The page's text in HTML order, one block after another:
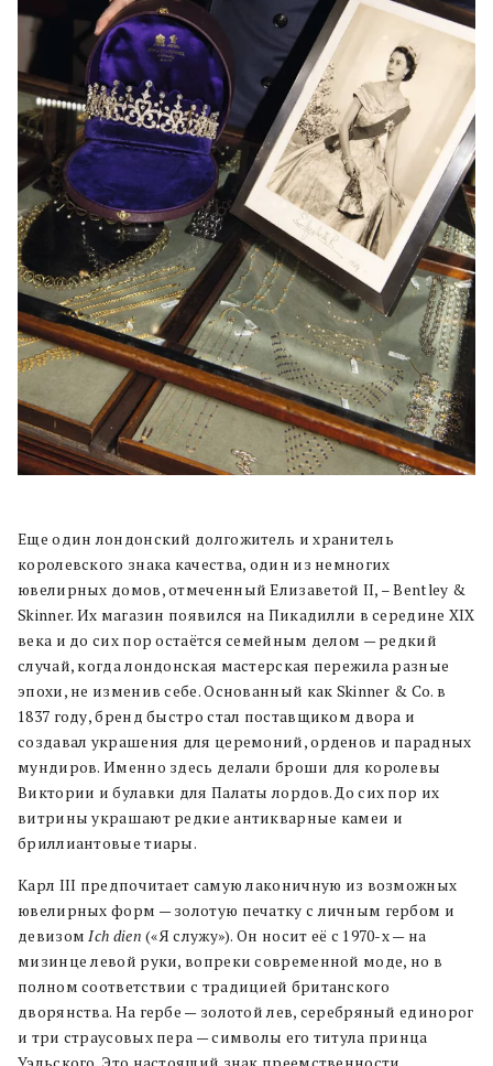
Еще один лондонский долгожитель и хранитель
королевского знака качества, один из немногих
ювелирных домов, отмеченный Елизаветой II, – Bentley &
Skinner. Их магазин появился на Пикадилли в середине XIX
века и до сих пор остаётся семейным делом — редкий
случай, когда лондонская мастерская пережила разные
эпохи, не изменив себе. Основанный как Skinner & Co. в
1837 году, бренд быстро стал поставщиком двора и
создавал украшения для церемоний, орденов и парадных
мундиров. Именно здесь делали броши для королевы
Виктории и булавки для Палаты лордов. До сих пор их
витрины украшают редкие антикварные камеи и
бриллиантовые тиары.
Карл III предпочитает самую лаконичную из возможных
ювелирных форм — золотую печатку с личным гербом и
девизомIch dien («Я служу»). Он носит её с 1970-х — на
мизинце левой руки, вопреки современной моде, но в
полном соответствии с традицией британского
дворянства. На гербе — золотой лев, серебряный единорог
и три страусовых пера — символы его титула принца